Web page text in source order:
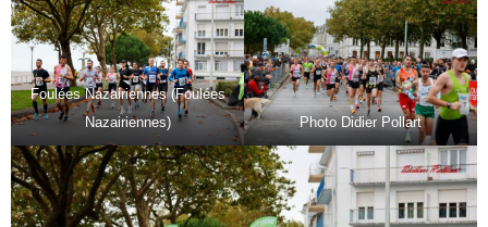
Foulées Nazairiennes (Foulées
Nazairiennes)
Photo Didier Pollart